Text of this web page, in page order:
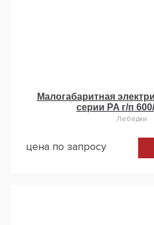
Малогабаритная
серии PA г/п
Лебёдки
цена по запросу